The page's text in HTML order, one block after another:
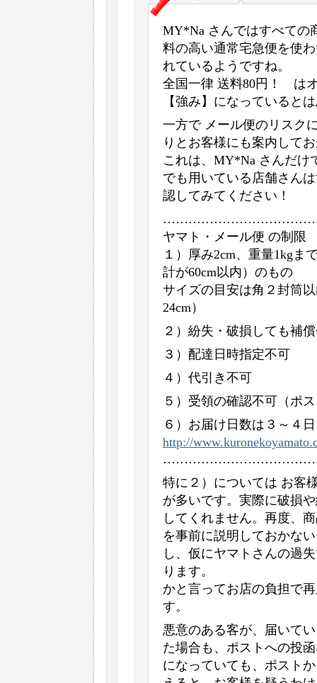
MY*Na さんではすべての
料の高い通常宅急便を使
れているようですね。
全国一律 送料80円！ は
【強み】になっていると
一方で メール便のリスク
りとお客様にも案内して
これは、MY*Na さんだけ
でも用いている店舗さん
認してみてください！
ヤマト・メール便 の制限
１）厚み2cm、重量1kgま
計が60cm以内）のもの
サイズの目安は角２封筒
24cm）
２）紛失・破損しても補
３）配達日時指定不可
４）代引き不可
５）受領の確認不可（ポ
６）お届け日数は３～４日
http://
特に２）については お客
が多いです。実際に破損
してくれません。再度、
を事前に説明しておかな
し、仮にヤマトさんの過
ります。
かと言ってお店の負担で
す。
悪意のある客が、届いて
た場合も、ポストへの投
になっていても、ポスト